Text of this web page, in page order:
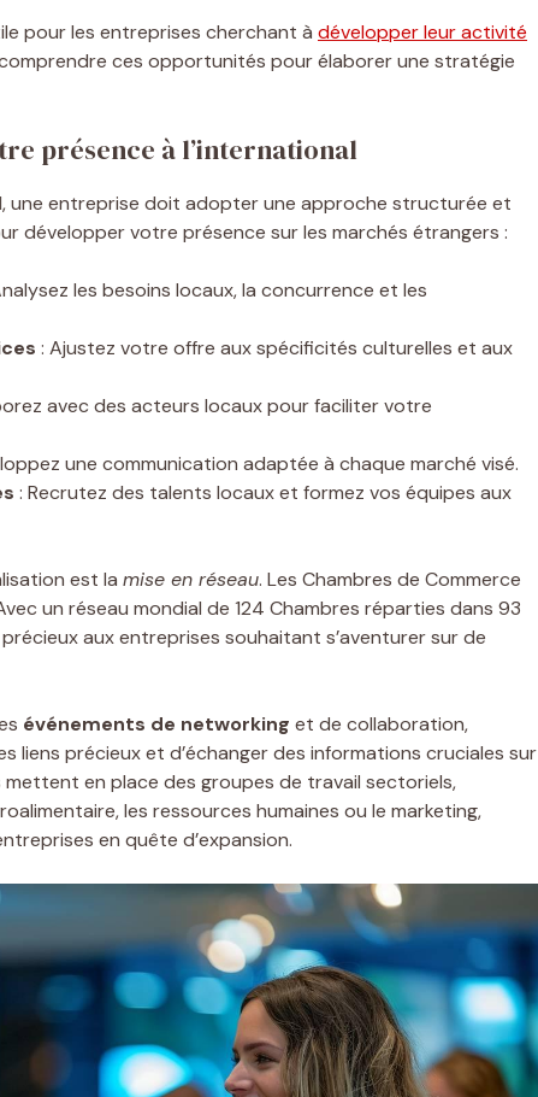
pour les entreprises cherchant à développer leur activité
ces opportunités pour élaborer une stratégie
présence à l’international
une entreprise doit adopter une approche structurée et
développer votre présence sur les marchés étrangers :
les besoins locaux, la concurrence et les
: Ajustez votre offre aux spécificités culturelles et aux
avec des acteurs locaux pour faciliter votre
une communication adaptée à chaque marché visé.
: Recrutez des talents locaux et formez vos équipes aux
est la mise en réseau. Les Chambres de Commerce
un réseau mondial de 124 Chambres réparties dans 93
aux entreprises souhaitant s’aventurer sur de
événements de networking et de collaboration,
précieux et d’échanger des informations cruciales sur
mettent en place des groupes de travail sectoriels,
les ressources humaines ou le marketing,
en quête d’expansion.